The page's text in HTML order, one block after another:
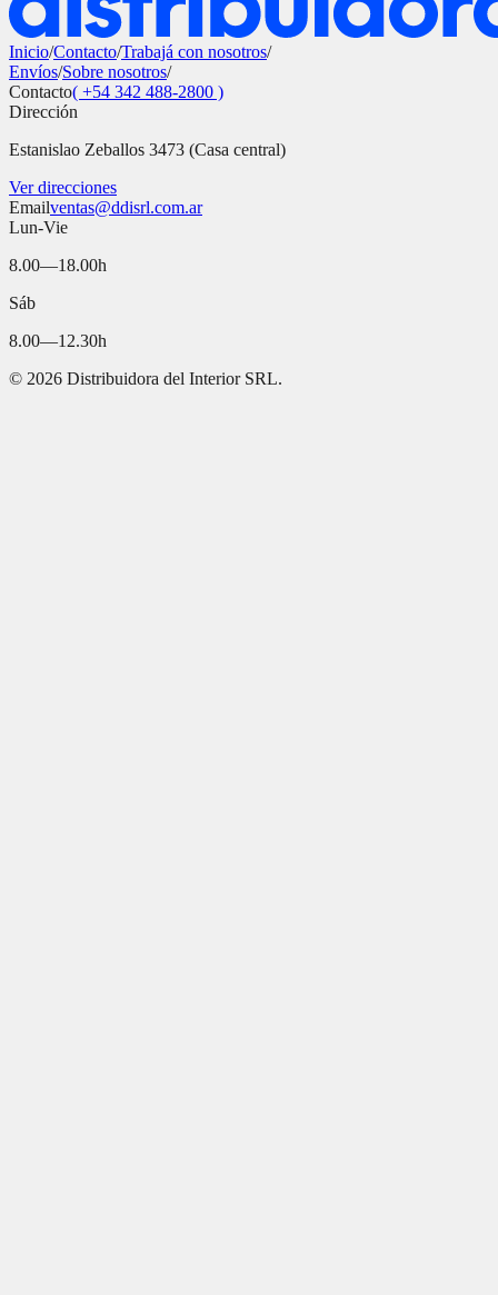
Inicio/Contacto/Trabajá con nosotros/
Envíos/Sobre nosotros/
Contacto( +54 342 488-2800 )
Dirección
Estanislao Zeballos 3473 (Casa central)
Ver direcciones
Emailventas@ddisrl.com.ar
Lun-Vie
8.00—18.00h
Sáb
8.00—12.30h
© 2026 Distribuidora del Interior SRL.